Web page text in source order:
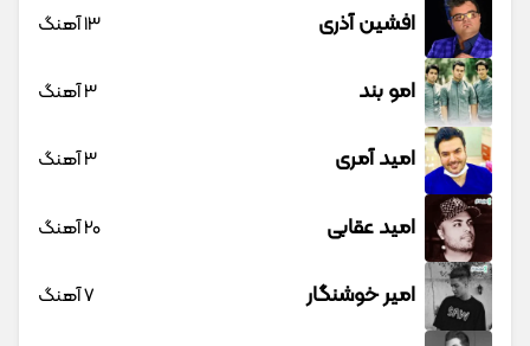
افشین آذری 13 آهنگ
امو بند 3 آهنگ
امید آمری 3 آهنگ
امید عقابی 20 آهنگ
امیر خوشنگار 7 آهنگ